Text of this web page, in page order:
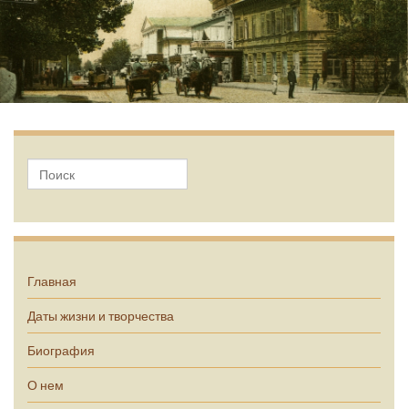
Главная
Даты жизни и творчества
Биография
О нем